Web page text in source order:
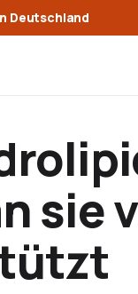
Deutschland
sie